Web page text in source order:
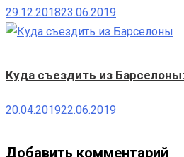
29.12.201823.06.2019
Куда съездить из
20.04.201922.06.2019
Добавить комментарий